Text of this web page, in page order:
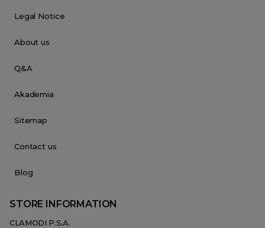
Legal Notice
About us
Q&A
Akademia
Sitemap
Contact us
Blog
STORE INFORMATION
CLAMODI P.S.A.